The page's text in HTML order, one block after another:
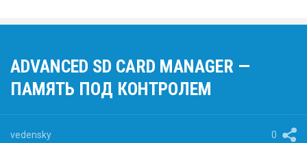
ADVANCED SD CARD MANAGER —
ПАМЯТЬ ПОД КОНТРОЛЕМ
vedensky 0